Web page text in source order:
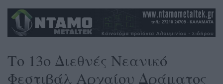
Το 13ο Διεθνές Νεανικό
Φεστιβάλ Αρχαίου Δράματος